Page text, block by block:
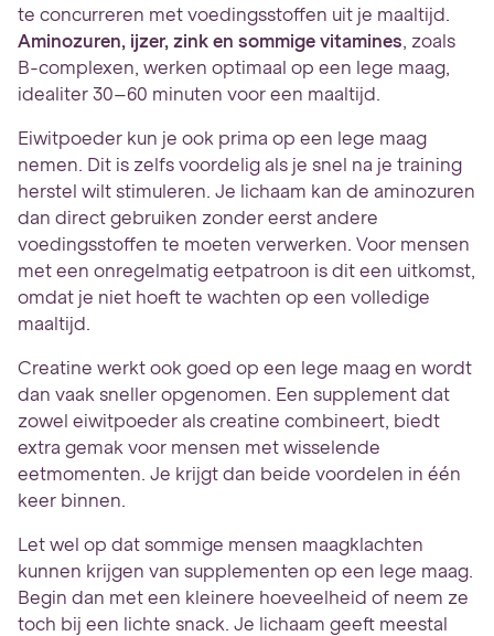
te concurreren met voedingsstoffen uit je maaltijd.
Aminozuren, ijzer, zink en sommige vitamines, zoals
B-complexen, werken optimaal op een lege maag,
idealiter 30–60 minuten voor een maaltijd.
Eiwitpoeder kun je ook prima op een lege maag
nemen. Dit is zelfs voordelig als je snel na je training
herstel wilt stimuleren. Je lichaam kan de aminozuren
dan direct gebruiken zonder eerst andere
voedingsstoffen te moeten verwerken. Voor mensen
met een onregelmatig eetpatroon is dit een uitkomst,
omdat je niet hoeft te wachten op een volledige
maaltijd.
Creatine werkt ook goed op een lege maag en wordt
dan vaak sneller opgenomen. Een supplement dat
zowel eiwitpoeder als creatine combineert, biedt
extra gemak voor mensen met wisselende
eetmomenten. Je krijgt dan beide voordelen in één
keer binnen.
Let wel op dat sommige mensen maagklachten
kunnen krijgen van supplementen op een lege maag.
Begin dan met een kleinere hoeveelheid of neem ze
toch bij een lichte snack. Je lichaam geeft meestal